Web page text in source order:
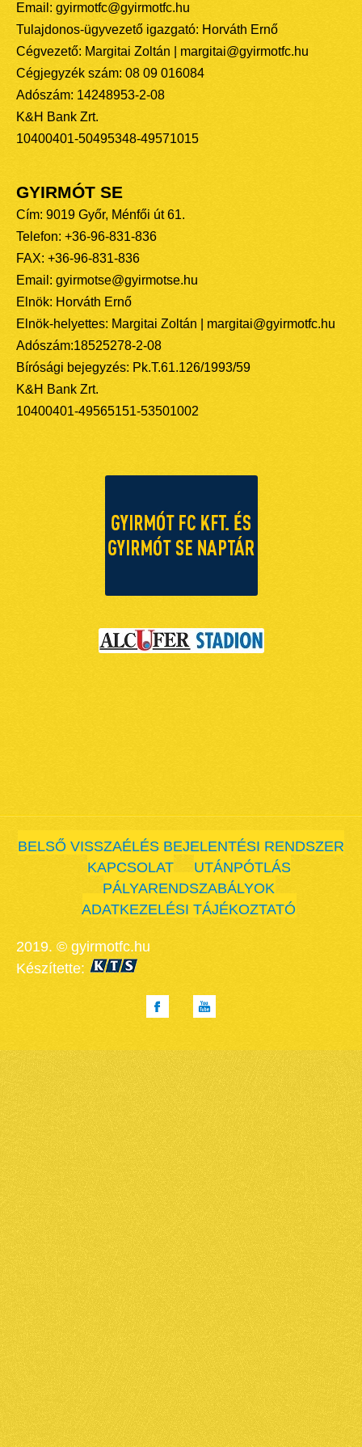
Email: gyirmotfc@gyirmotfc.hu
Tulajdonos-ügyvezető igazgató: Horváth Ernő
Cégvezető: Margitai Zoltán | margitai@gyirmotfc.hu
Cégjegyzék szám: 08 09 016084
Adószám: 14248953-2-08
K&H Bank Zrt.
10400401-50495348-49571015
GYIRMÓT SE
Cím: 9019 Győr, Ménfői út 61.
Telefon: +36-96-831-836
FAX: +36-96-831-836
Email: gyirmotse@gyirmotse.hu
Elnök: Horváth Ernő
Elnök-helyettes: Margitai Zoltán | margitai@gyirmotfc.hu
Adószám:18525278-2-08
Bírósági bejegyzés: Pk.T.61.126/1993/59
K&H Bank Zrt.
10400401-49565151-53501002
BELSŐ VISSZAÉLÉS BEJELENTÉSI RENDSZER
KAPCSOLAT
UTÁNPÓTLÁS
PÁLYARENDSZABÁLYOK
ADATKEZELÉSI TÁJÉKOZTATÓ
2019. © gyirmotfc.hu
Készítette: